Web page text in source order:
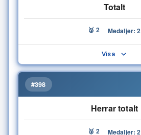
Totalt
🥉 2 Medaljer: 2
Visa
#398
Herrar totalt
🥉 2 Medaljer: 2